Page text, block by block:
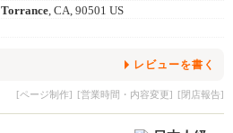
Torrance, CA, 90501 US
レビューを書く
[ページ制作] [営業時間・内容変更] [閉店報告]